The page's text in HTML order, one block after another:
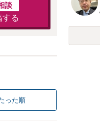
談
する
った順